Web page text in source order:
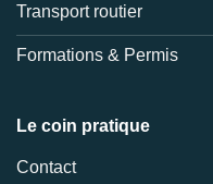
Transport routier
Formations & Permis
Le coin pratique
Contact